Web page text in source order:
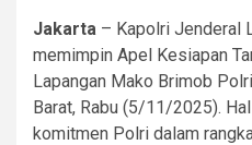
Jakarta – Kapolri Jenderal
memimpin Apel Kesiapan
Lapangan Mako Brimob
Barat, Rabu (5/11/2025).
komitmen Polri dalam